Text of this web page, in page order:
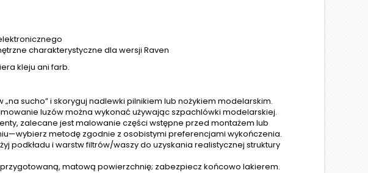
charakterystyczne dla wersji Raven
kleju ani farb.
sucho” i skoryguj nadlewki pilnikiem lub nożykiem modelarskim.
luzów można wykonać używając szpachlówki modelarskiej.
zalecane jest malowanie części wstępne przed montażem lub
metodę zgodnie z osobistymi preferencjami wykończenia.
podkładu i warstw filtrów/waszy do uzyskania realistycznej struktury
matową powierzchnię; zabezpiecz końcowo lakierem.